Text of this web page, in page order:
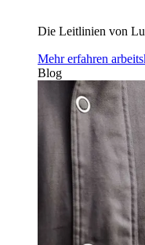
Die Leitlinien von
Mehr erfahren
Blog